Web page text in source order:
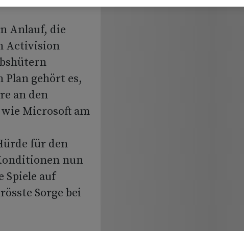
Anlauf, die
Activision
Plan gehört es,
an den
Microsoft am
für den
nun
Spiele auf
Sorge bei